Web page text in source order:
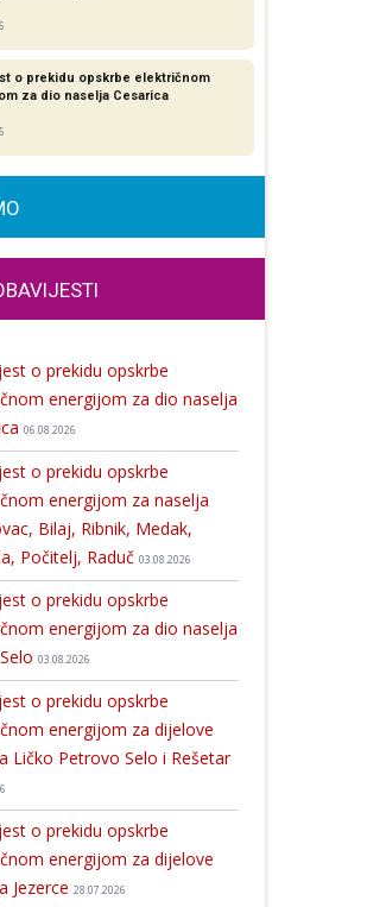
o prekidu opskrbe električnom
za dio naselja Cesarica
o prekidu opskrbe
energijom za dio naselja
06.08.2026
o prekidu opskrbe
energijom za naselja
Bilaj, Ribnik, Medak,
Počitelj, Raduč 03.08.2026
o prekidu opskrbe
energijom za dio naselja
03.08.2026
o prekidu opskrbe
energijom za dijelove
Ličko Petrovo Selo i Rešetar
o prekidu opskrbe
energijom za dijelove
Jezerce 28.07.2026